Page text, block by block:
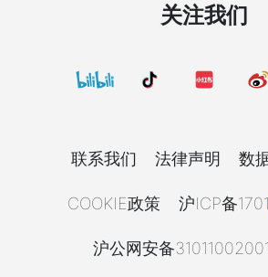
关注我们
联系我们 法律声明 数
COOKIE政策 沪ICP备
沪公网安备